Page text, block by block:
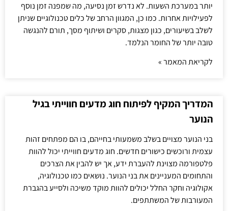
יותר במערכת השעות. לא נדרש זמן נסיעה, מה שמפנה זמן נוסף
לפעילויות אחרות. כמו כן, המגוון הרחב של כלים טכנולוגיים שניתן
לשלב בשיעורים, כגון מצגות, סקרים ושיתוף מסך, תורם להנגשה
טובה יותר של החומר הנלמד.
לקריאת המאמר »
המדריך המקיף לפיתוח חוג מדעים חווייתי בגיל
הנוער
בני הנוער מצויים בשלב משמעותי בחייהם, בו הם מפתחים זהות
עצמית ורוכשים כישורים חדשים. חוג מדעים חווייתי יכול להוות
פלטפורמה מצוינת להעברת ידע, אך יש להבין את הצרכים
והתחומים המעניינים את בני הנוער. נושאים כמו טכנולוגיה,
אקולוגיה וחקר החלל יכולים להוות מוקד משיכה ולסייע בהגברת
המעורבות של המשתתפים.